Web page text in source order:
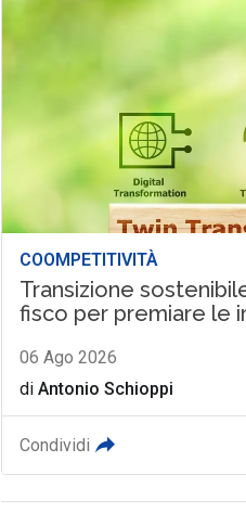
COOMPETITIVITÀ
Transizione
fisco per premiare le
06 Ago 2026
di Antonio Schioppi
Condividi